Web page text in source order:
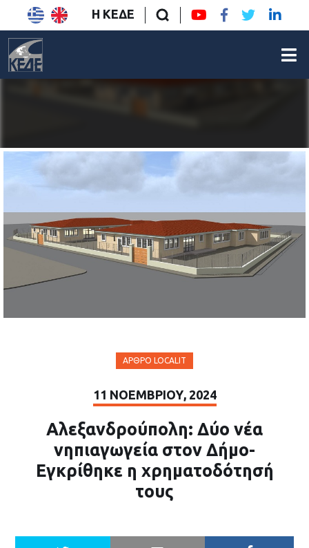
Η ΚΕΔΕ
ΆΡΘΡΟ LOCALIT
11 ΝΟΕΜΒΡΊΟΥ, 2024
Αλεξανδρούπολη: Δύο νέα
νηπιαγωγεία στον Δήμο-
Εγκρίθηκε η χρηματοδότησή
τους